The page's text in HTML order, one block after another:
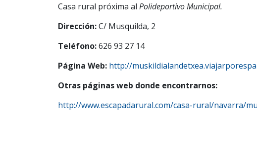
Casa rural próxima al Polideportivo Municipal.
Dirección:C/ Musquilda, 2
Teléfono:626 93 27 14
Página Web: http://
Otras páginas web donde encontrarnos:
http://www.escapadarural.com/casa-rural/navarra/